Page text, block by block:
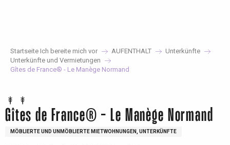
Startseite Ich bereite mich vor AUFENTHALT
Unterkünfte
Unterkünfte und Vermietungen
Gîtes de France® - Le Manège Normand
Gîtes de France® - Le Manège Normand
MÖBLIERTE UND UNMÖBLIERTE MIETWOHNUNGEN, UNTERKÜNFTE